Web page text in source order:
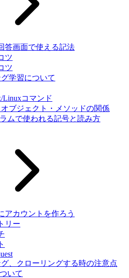
答画面で使える記法
ツ
ツ
学習について
Linuxコマンド
ブジェクト・メソッドの関係
ムで使われる記号と読み方
アカウントを作ろう
リー
、クローリングする時の注意点
いて